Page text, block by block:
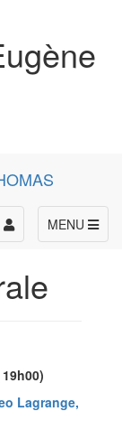
MENU
Toggle
navigation
Lagrange,